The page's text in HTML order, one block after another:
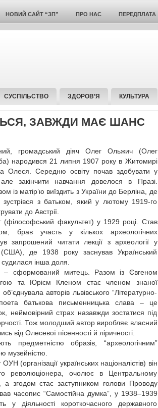
НОВИЙ САЙТ “ЗП” ПРО НАС ПЕРЕДПЛАТА
СУСПІЛЬСТВО ЗДОРОВ’Я КУЛЬТУРА
ЗАВЖДИ МАЄ ШАНС
громадський діяч Олег Ольжич (Олег
народився 21 липня 1907 року в Житомирі
Олеся. Середню освіту почав здобувати у
закінчити навчання довелося в Празі.
із матір’ю виїздить з України до Берліна, де
з батьком, який у лютому 1919-го
до Австрії.
(філософський факультет) у 1929 році. Став
брав участь у кількох археологічних
запрошений читати лекції з археології у
(США), де 1938 року заснував Український
інша доля.
– сформований митець. Разом із Євгеном
та Юрієм Кленом стає членом знаної
авторів львівського “Літературно-
батькова письменницька слава – це
неймовірний страх назавжди зостатися під
Тож молодший автор виробляє власний
від Олесевої пісенності й ліричності.
предметністю образів, “археологічним”
музейністю.
(організації українських націоналістів) він
революціонера, очолює в Центральному
а згодом стає заступником голови Проводу
часопис “Самостійна думка”, у 1938–1939
у діяльності короткочасного державного